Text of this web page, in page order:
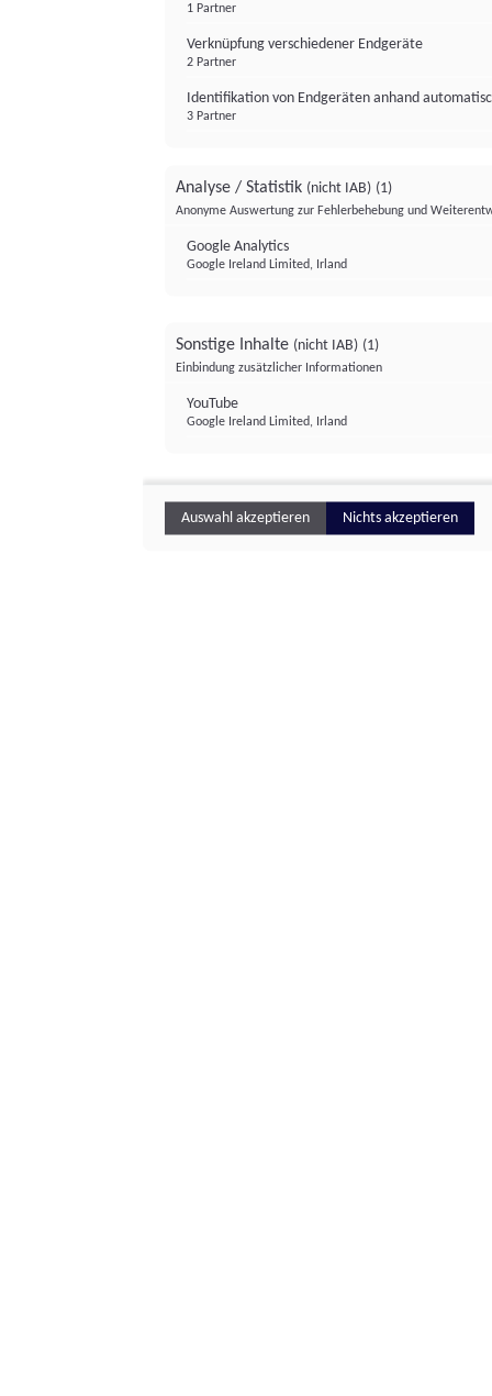
1 Partner
Verknüpfung verschiedener Endgeräte
2 Partner
Identifikation von Endgeräten anhand
3 Partner
Analyse / Statistik (nicht IAB) (1)
Anonyme Auswertung zur Fehlerbehebung und
Google Analytics
Google Ireland Limited, Irland
Sonstige Inhalte (nicht IAB) (1)
Einbindung zusätzlicher Informationen
YouTube
Google Ireland Limited, Irland
Auswahl akzeptieren Nichts akzeptieren